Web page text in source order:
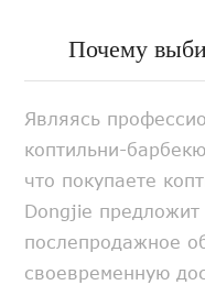
Почему
Являясь
коптильни-
что покупаете
Dongjie
послепродажное
своевременную